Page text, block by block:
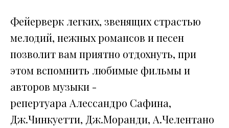
Фейерверк легких, звенящих страстью
мелодий, нежных романсов и песен
позволит вам приятно отдохнуть, при
этом вспомнить любимые фильмы и
авторов музыки -
репертуара Алессандро Сафина,
Дж.Чинкуетти, Дж.Моранди, А.Челентано